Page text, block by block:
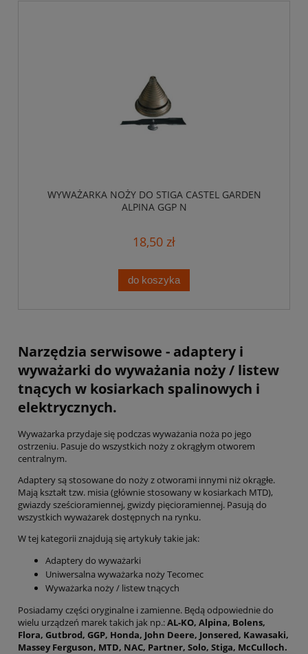
WYWAŻARKA NOŻY DO STIGA CASTEL GARDEN
ALPINA GGP N
18,50 zł
do koszyka
Narzędzia serwisowe - adaptery i
wyważarki do wyważania noży / listew
tnących w kosiarkach spalinowych i
elektrycznych.
Wyważarka przydaje się podczas wyważania noża po jego
ostrzeniu. Pasuje do wszystkich noży z okrągłym otworem
centralnym.
Adaptery są stosowane do noży z otworami innymi niż okrągłe.
Mają kształt tzw. misia (głównie stosowany w kosiarkach MTD),
gwiazdy sześcioramiennej, gwizdy pięcioramiennej. Pasują do
wszystkich wyważarek dostępnych na rynku.
W tej kategorii znajdują się artykuły takie jak:
Adaptery do wyważarki
Uniwersalna wyważarka noży Tecomec
Wyważarka noży / listew tnących
Posiadamy części oryginalne i zamienne. Będą odpowiednie do
wielu urządzeń marek takich jak np.:AL-KO, Alpina, Bolens,
Flora, Gutbrod, GGP, Honda, John Deere, Jonsered, Kawasaki,
Massey Ferguson, MTD, NAC, Partner, Solo, Stiga, McCulloch.